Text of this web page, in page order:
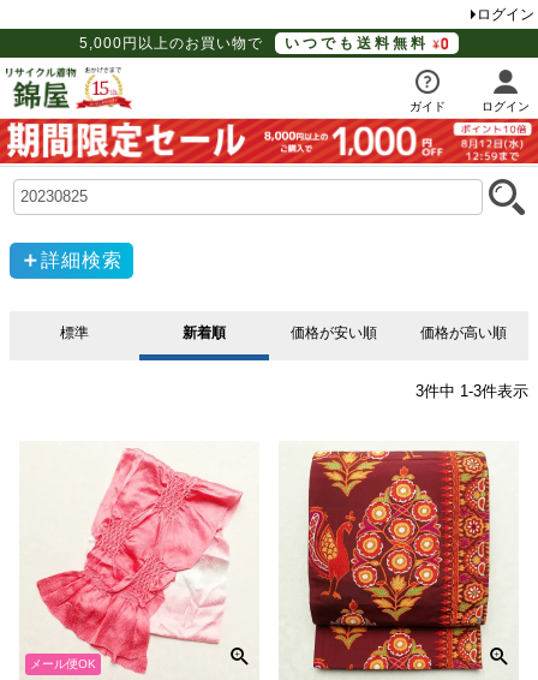
ログイン
5,000円以上のお買い物で
いつでも送料無料
ガイド ログイン
詳細検索
標準 新着順 価格が安い順 価格が高い順
3件中 1 -3件表示
メール便OK